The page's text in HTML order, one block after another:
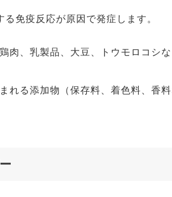
る免疫反応が原因で発症します。
肉、乳製品、大豆、トウモロコシ
れる添加物（保存料、着色料、香